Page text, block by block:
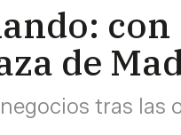
de
tras las